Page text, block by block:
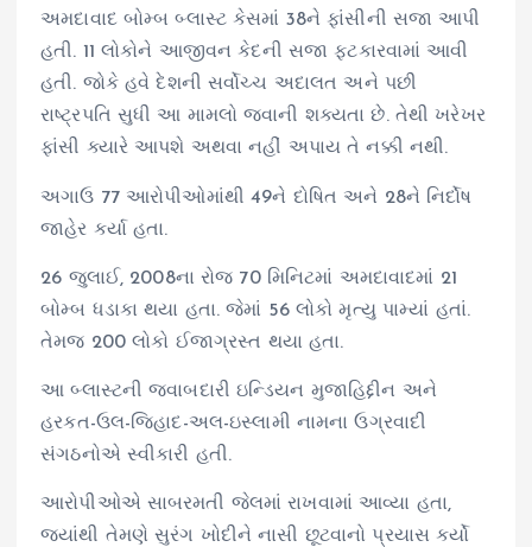
અમદાવાદ બોમ્બ બ્લાસ્ટ કેસમાં 38ને ફાંસીની સજા આપી
હતી. 11 લોકોને આજીવન કેદની સજા ફટકારવામાં આવી
હતી. જોકે હવે દેશની સર્વોચ્ચ અદાલત અને પછી
રાષ્ટ્રપતિ સુધી આ મામલો જવાની શક્યતા છે. તેથી ખરેખર
ફાંસી ક્યારે આપશે અથવા નહીં અપાય તે નક્કી નથી.
અગાઉ 77 આરોપીઓમાંથી 49ને દોષિત અને 28ને નિર્દોષ
જાહેર કર્યા હતા.
26 જુલાઈ, 2008ના રોજ 70 મિનિટમાં અમદાવાદમાં 21
બોમ્બ ધડાકા થયા હતા. જેમાં 56 લોકો મૃત્યુ પામ્યાં હતાં.
તેમજ 200 લોકો ઈજાગ્રસ્ત થયા હતા.
આ બ્લાસ્ટની જવાબદારી ઇન્ડિયન મુજાહિદ્દીન અને
હરકત-ઉલ-જિહાદ-અલ-ઇસ્લામી નામના ઉગ્રવાદી
સંગઠનોએ સ્વીકારી હતી.
આરોપીઓએ સાબરમતી જેલમાં રાખવામાં આવ્યા હતા,
જ્યાંથી તેમણે સુરંગ ખોદીને નાસી છૂટવાનો પ્રયાસ કર્યો